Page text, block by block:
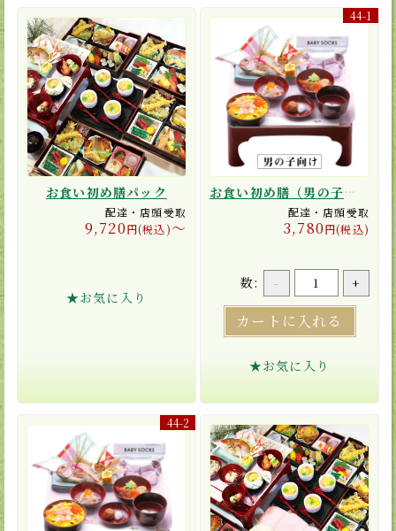
お食い初め膳パック
配達・店頭受取
9,720円(税込)〜
★お気に入り
44-1
お食い初め膳（男の子向け／茶碗蒸し付き）
配達・店頭受取
3,780円(税込)
数: - +
カートに入れる
★お気に入り
44-2